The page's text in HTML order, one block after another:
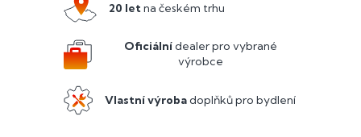
20 letna českém trhu
Oficiálnídealer pro vybrané
výrobce
Vlastní výrobadoplňků pro bydlení